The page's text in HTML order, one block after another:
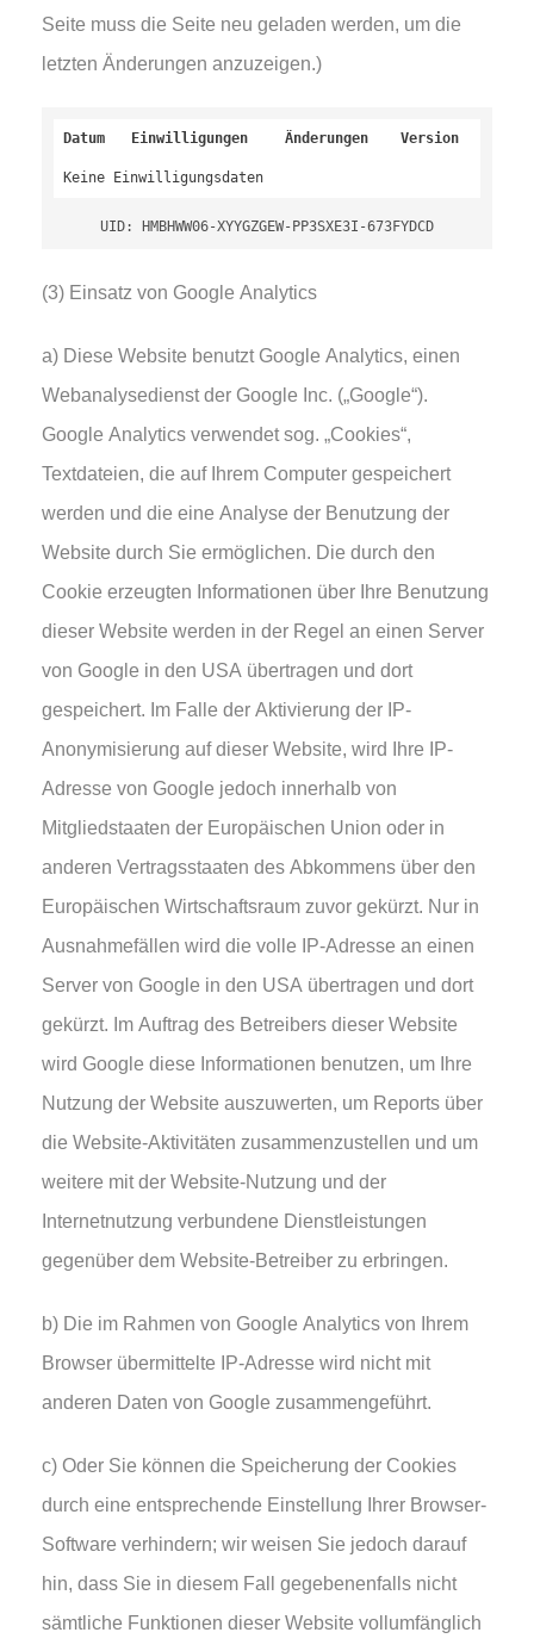
Seite muss die Seite neu geladen werden, um die
letzten Änderungen anzuzeigen.)
Datum Einwilligungen Änderungen Version
Keine Einwilligungsdaten
UID: HMBHWW06-XYYGZGEW-PP3SXE3I-673FYDCD
(3) Einsatz von Google Analytics
a) Diese Website benutzt Google Analytics, einen
Webanalysedienst der Google Inc. („Google“).
Google Analytics verwendet sog. „Cookies“,
Textdateien, die auf Ihrem Computer gespeichert
werden und die eine Analyse der Benutzung der
Website durch Sie ermöglichen. Die durch den
Cookie erzeugten Informationen über Ihre Benutzung
dieser Website werden in der Regel an einen Server
von Google in den USA übertragen und dort
gespeichert. Im Falle der Aktivierung der IP-
Anonymisierung auf dieser Website, wird Ihre IP-
Adresse von Google jedoch innerhalb von
Mitgliedstaaten der Europäischen Union oder in
anderen Vertragsstaaten des Abkommens über den
Europäischen Wirtschaftsraum zuvor gekürzt. Nur in
Ausnahmefällen wird die volle IP-Adresse an einen
Server von Google in den USA übertragen und dort
gekürzt. Im Auftrag des Betreibers dieser Website
wird Google diese Informationen benutzen, um Ihre
Nutzung der Website auszuwerten, um Reports über
die Website-Aktivitäten zusammenzustellen und um
weitere mit der Website-Nutzung und der
Internetnutzung verbundene Dienstleistungen
gegenüber dem Website-Betreiber zu erbringen.
b) Die im Rahmen von Google Analytics von Ihrem
Browser übermittelte IP-Adresse wird nicht mit
anderen Daten von Google zusammengeführt.
c) Oder Sie können die Speicherung der Cookies
durch eine entsprechende Einstellung Ihrer Browser-
Software verhindern; wir weisen Sie jedoch darauf
hin, dass Sie in diesem Fall gegebenenfalls nicht
sämtliche Funktionen dieser Website vollumfänglich